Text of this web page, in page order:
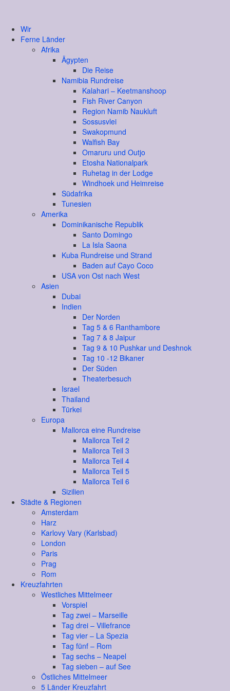
Wir
Ferne Länder
Afrika
Ägypten
Die Reise
Namibia Rundreise
Kalahari – Keetmanshoop
Fish River Canyon
Region Namib Naukluft
Sossusvlei
Swakopmund
Walfish Bay
Omaruru und Outjo
Etosha Nationalpark
Ruhetag in der Lodge
Windhoek und Heimreise
Südafrika
Tunesien
Amerika
Dominikanische Republik
Santo Domingo
La Isla Saona
Kuba Rundreise und Strand
Baden auf Cayo Coco
USA von Ost nach West
Asien
Dubai
Indien
Der Norden
Tag 5 & 6 Ranthambore
Tag 7 & 8 Jaipur
Tag 9 & 10 Pushkar und Deshnok
Tag 10 -12 Bikaner
Der Süden
Theaterbesuch
Israel
Thailand
Türkei
Europa
Mallorca eine Rundreise
Mallorca Teil 2
Mallorca Teil 3
Mallorca Teil 4
Mallorca Teil 5
Mallorca Teil 6
Sizilien
Städte & Regionen
Amsterdam
Harz
Karlovy Vary (Karlsbad)
London
Paris
Prag
Rom
Kreuzfahrten
Westliches Mittelmeer
Vorspiel
Tag zwei – Marseille
Tag drei – Villefrance
Tag vier – La Spezia
Tag fünf – Rom
Tag sechs – Neapel
Tag sieben – auf See
Östliches Mittelmeer
5 Länder Kreuzfahrt